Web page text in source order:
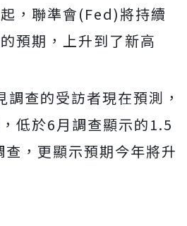
，聯準會(Fed)將持續
預期，上升到了新高
查的受訪者現在預測，
低於6月調查顯示的1.5
，更顯示預期今年將升